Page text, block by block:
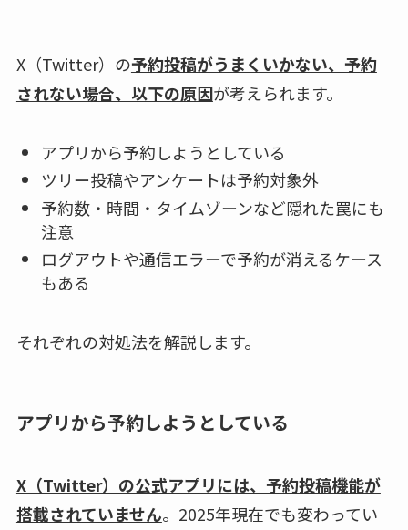
X（Twitter）の予約投稿がうまくいかない、予約
されない場合、以下の原因が考えられます。
アプリから予約しようとしている
ツリー投稿やアンケートは予約対象外
予約数・時間・タイムゾーンなど隠れた罠にも
注意
ログアウトや通信エラーで予約が消えるケース
もある
それぞれの対処法を解説します。
アプリから予約しようとしている
X（Twitter）の公式アプリには、予約投稿機能が
搭載されていません。2025年現在でも変わってい